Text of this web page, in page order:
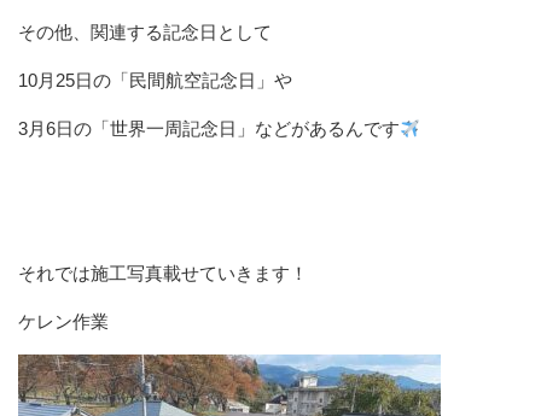
その他、関連する記念日として
10月25日の「民間航空記念日」や
3月6日の「世界一周記念日」などがあるんです
それでは施工写真載せていきます！
ケレン作業